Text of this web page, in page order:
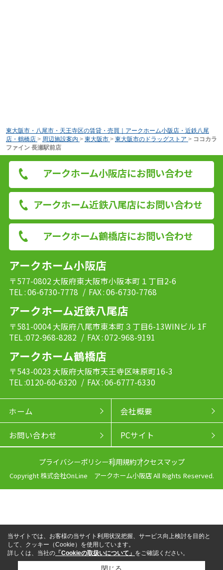
東大阪市・八尾市・天王寺区の賃貸・売買｜アークホーム小阪店・近鉄八尾
店・鶴橋店 > 周辺施設案内 > 東大阪市 > 東大阪市のドラッグストア > ココカラ
ファイン 長瀬駅前店
アークホーム小阪店にお問い合わせ
アークホーム近鉄八尾店にお問い合わせ
アークホーム鶴橋店にお問い合わせ
アークホーム小阪店
〒577-0802 大阪府東大阪市小阪本町１丁目2-6
TEL : 06-6730-7778 / FAX : 06-6730-7768
アークホーム近鉄八尾店
〒581-0004 大阪府八尾市東本町３丁目6-13WINビル 1F
TEL :072-968-8282 / FAX : 072-968-9191
アークホーム鶴橋店
〒543-0023 大阪府大阪市天王寺区味原町16-3
TEL :0120-60-6320 / FAX : 06-6777-6330
ホーム 会社概要
お問い合わせ PCサイト
プライバシーポリシー利用規約アクセスマップ
Copyright 株式会社OnLine アークホーム小阪店 All Rights Reserved.
当サイトでは、お客様の当サイト利用状況把握、サービス向上検討を目的と
して、クッキー（Cookie）を使用しています。
詳しくは、当社の 「Cookieの取扱いについて」 をご確認ください。